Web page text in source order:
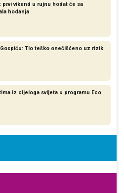
vikend u rujnu hodat će sa
hodanja
Tlo teško onečišćeno uz rizik
iz cijeloga svijeta u programu Eco